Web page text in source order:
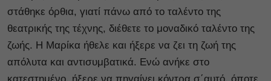
στάθηκε όρθια, γιατί πάνω από το ταλέντο της
θεατρικής της τέχνης, διέθετε το μοναδικό ταλέντο της
ζωής. Η Μαρίκα ήθελε και ήξερε να ζει τη ζωή της
απόλυτα και αντισυμβατικά. Ενώ ανήκε στο